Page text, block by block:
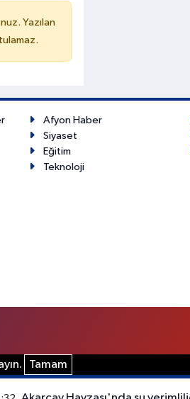
Yazılan
Afyon Haber
Siyaset
Eğitim
Teknoloji
Tamam